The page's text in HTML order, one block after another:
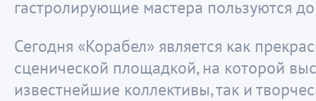
гастролирующие мастера пользуются
Сегодня «Корабел» является как
сценической площадкой, на которой
известнейшие коллективы, так и